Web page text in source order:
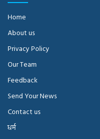
Home
About us
Privacy Policy
Our Team
Feedback
Send Your News
Contact us
धर्म